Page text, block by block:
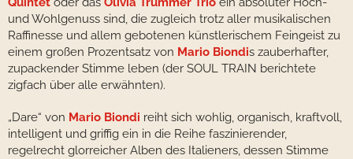
und Wohlgenuss sind, die zugleich trotz aller musikalischen
Raffinesse und allem gebotenen künstlerischem Feingeist zu
einem großen Prozentsatz von Mario Biondis zauberhafter,
zupackender Stimme leben (der SOUL TRAIN berichtete
zigfach über alle erwähnten).
„Dare“ von Mario Biondi reiht sich wohlig, organisch, kraftvoll,
intelligent und griffig ein in die Reihe faszinierender,
regelrecht glorreicher Alben des Italieners, dessen Stimme